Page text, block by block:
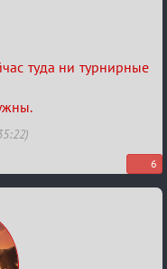
туда ни турнирные
6